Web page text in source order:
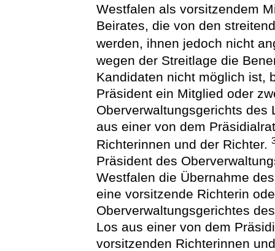
Westfalen als vorsitzendem
Beirates, die von den
werden, ihnen jedoch nicht
wegen der Streitlage die
Kandidaten nicht möglich ist,
Präsident ein Mitglied oder
Oberverwaltungsgerichts des
aus einer von dem
Richterinnen und der Richter.
Präsident des
Westfalen die Übernahme
eine vorsitzende Richterin
Oberverwaltungsgerichtes
Los aus einer von dem
vorsitzenden Richterinnen